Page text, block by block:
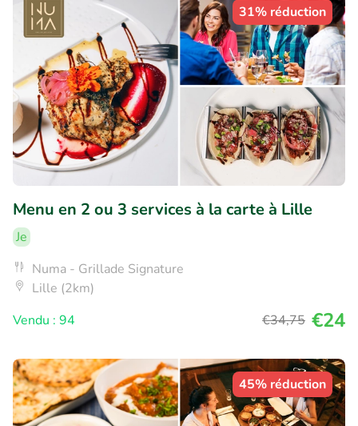
31% réduction
Menu en 2 ou 3 services à la carte à Lille
Je
Numa - Grillade Signature
Lille (2km)
Vendu : 94
€34,75 €24
45% réduction